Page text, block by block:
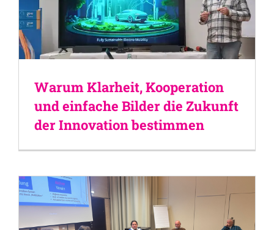
Warum Klarheit, Kooperation
und einfache Bilder die Zukunft
der Innovation bestimmen